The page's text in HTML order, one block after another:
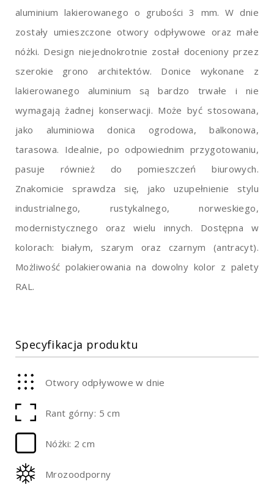
aluminium lakierowanego o grubości 3 mm. W dnie
zostały umieszczone otwory odpływowe oraz małe
nóżki. Design niejednokrotnie został doceniony przez
szerokie grono architektów. Donice wykonane z
lakierowanego aluminium są bardzo trwałe i nie
wymagają żadnej konserwacji. Może być stosowana,
jako aluminiowa donica ogrodowa, balkonowa,
tarasowa. Idealnie, po odpowiednim przygotowaniu,
pasuje również do pomieszczeń biurowych.
Znakomicie sprawdza się, jako uzupełnienie stylu
industrialnego, rustykalnego, norweskiego,
modernistycznego oraz wielu innych. Dostępna w
kolorach: białym, szarym oraz czarnym (antracyt).
Możliwość polakierowania na dowolny kolor z palety
RAL.
Specyfikacja produktu
Otwory odpływowe w dnie
Rant górny: 5 cm
Nóżki: 2 cm
Mrozoodporny